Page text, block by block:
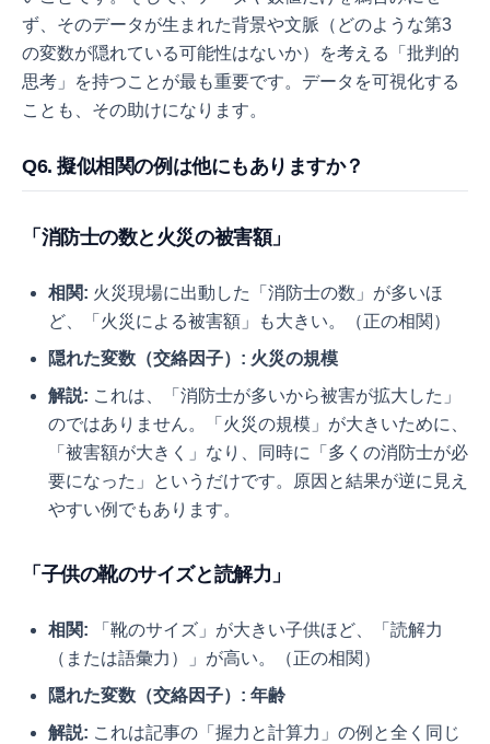
ず、そのデータが生まれた背景や文脈（どのような第3
の変数が隠れている可能性はないか）を考える「批判的
思考」を持つことが最も重要です。データを可視化する
ことも、その助けになります。
Q6. 擬似相関の例は他にもありますか？
「消防士の数と火災の被害額」
相関: 火災現場に出動した「消防士の数」が多いほ
ど、「火災による被害額」も大きい。（正の相関）
隠れた変数（交絡因子）: 火災の規模
解説: これは、「消防士が多いから被害が拡大した」
のではありません。「火災の規模」が大きいために、
「被害額が大きく」なり、同時に「多くの消防士が必
要になった」というだけです。原因と結果が逆に見え
やすい例でもあります。
「子供の靴のサイズと読解力」
相関: 「靴のサイズ」が大きい子供ほど、「読解力
（または語彙力）」が高い。（正の相関）
隠れた変数（交絡因子）: 年齢
解説: これは記事の「握力と計算力」の例と全く同じ